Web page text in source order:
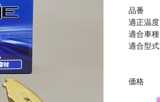
品番
適正温度
適合車種
適合型式
価格